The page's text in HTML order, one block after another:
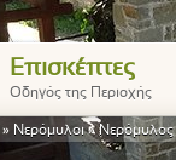
Επισκέπτες
Οδηγός της Περιοχής
» Νερόμυλοι»